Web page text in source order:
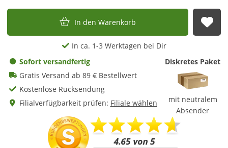
In den Warenkorb
In ca. 1-3 Werktagen bei Dir
Sofort versandfertig
Gratis Versand ab 89 € Bestellwert
Kostenlose Rücksendung
Filialverfügbarkeit prüfen: Filiale wählen
Diskretes Paket
mit neutralem
Absender